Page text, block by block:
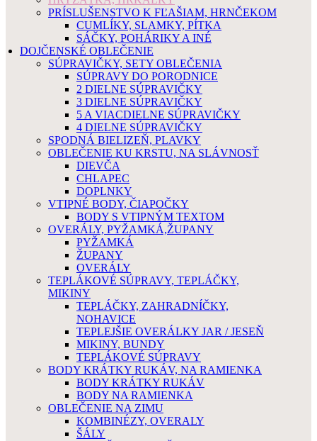
PRÍSLUŠENSTVO K FĽAŠIAM, HRNČEKOM
CUMLÍKY, SLAMKY, PÍTKA
SÁČKY, POHÁRIKY A INÉ
DOJČENSKÉ OBLEČENIE
SÚPRAVIČKY, SETY OBLEČENIA
SÚPRAVY DO PORODNICE
2 DIELNE SÚPRAVIČKY
3 DIELNE SÚPRAVIČKY
5 A VIACDIELNE SÚPRAVIČKY
4 DIELNE SÚPRAVIČKY
SPODNÁ BIELIZEŇ, PLAVKY
OBLEČENIE KU KRSTU, NA SLÁVNOSŤ
DIEVČA
CHLAPEC
DOPLNKY
VTIPNÉ BODY, ČIAPOČKY
BODY S VTIPNÝM TEXTOM
OVERÁLY, PYŽAMKÁ,ŽUPANY
PYŽAMKÁ
ŽUPANY
OVERÁLY
TEPLÁKOVÉ SÚPRAVY, TEPLÁČKY,
MIKINY
TEPLÁČKY, ZAHRADNÍČKY,
NOHAVICE
TEPLEJŠIE OVERÁLKY JAR / JESEŇ
MIKINY, BUNDY
TEPLÁKOVÉ SÚPRAVY
BODY KRÁTKY RUKÁV, NA RAMIENKA
BODY KRÁTKY RUKÁV
BODY NA RAMIENKA
OBLEČENIE NA ZIMU
KOMBINÉZY, OVERALY
ŠÁLY